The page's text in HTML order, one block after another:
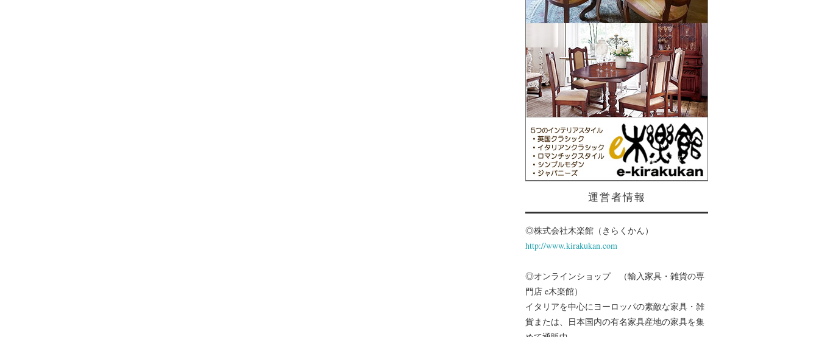
運営者情報
◎株式会社木楽館（きらくかん）
http://www.kirakukan.com
◎オンラインショップ （輸入家具・雑貨の専
門店 e木楽館）
イタリアを中心にヨーロッパの素敵な家具・雑
貨または、日本国内の有名家具産地の家具を集